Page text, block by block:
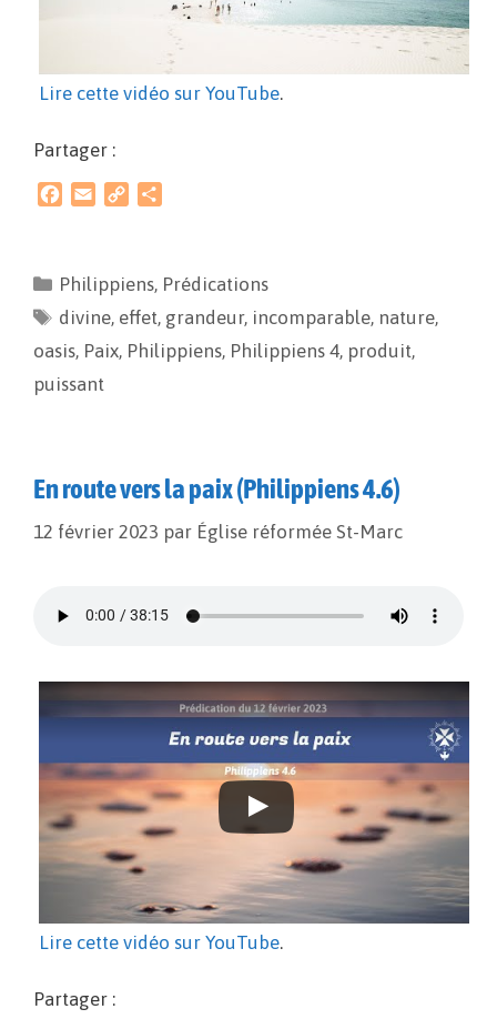
Lire cette vidéo sur YouTube.
Partager :
b
o
o
l
L
i
n
a
g
e
r
Philippiens, Prédications
divine, effet, grandeur, incomparable, nature,
oasis, Paix, Philippiens, Philippiens 4, produit,
puissant
En route vers la paix (Philippiens 4.6)
12 février 2023 par Église réformée St-Marc
Lire cette vidéo sur YouTube.
Partager :